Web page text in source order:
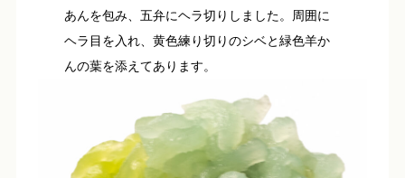
あんを包み、五弁にヘラ切りしました。周囲に
ヘラ目を入れ、黄色練り切りのシベと緑色羊か
んの葉を添えてあります。